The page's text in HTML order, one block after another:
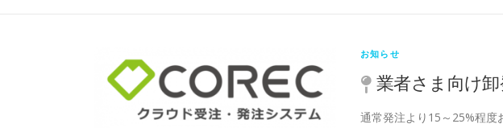
お知らせ
業者さま向け
通常発注より15～25%程